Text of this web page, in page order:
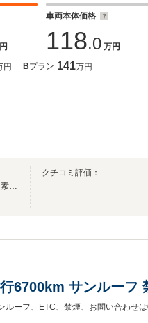
車両本体価格
118.0 万円
円 Bプラン 141万円
創業25年「輸入車」「旧車」のセレクトショップ。素敵な CAR LIFE をお届けします♪
クチコミ評価：－
6700km サンルーフ
ルーフ、ETC、禁煙、お問い合わせ